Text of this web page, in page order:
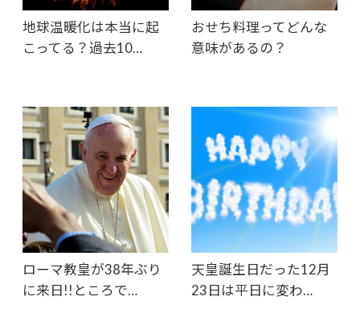
地球温暖化は本当に起
こってる？過去10…
おせち料理ってどんな
意味があるの？
ローマ教皇が38年ぶり
に来日!!ところで…
天皇誕生日だった12月
23日は平日に変わ…